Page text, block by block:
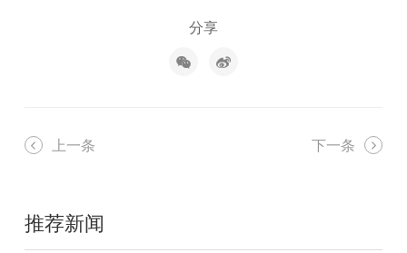
分享
上一条 下一条
推荐新闻